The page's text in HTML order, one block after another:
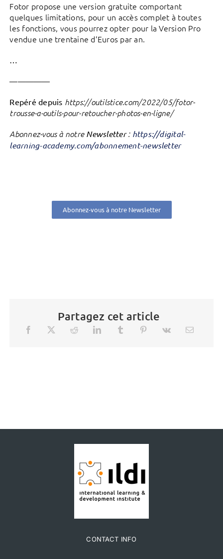
Fotor propose une version gratuite comportant
quelques limitations, pour un accès complet à toutes
les fonctions, vous pourrez opter pour la Version Pro
vendue une trentaine d’Euros par an.
…
—————
Repéré depuis https://outilstice.com/2022/05/fotor-
trousse-a-outils-pour-retoucher-photos-en-ligne/
Abonnez-vous à notre Newsletter: https://digital-
learning-academy.com/abonnement-newsletter
Abonnez-vous à notre Newsletter
Partagez cet article
CONTACT INFO